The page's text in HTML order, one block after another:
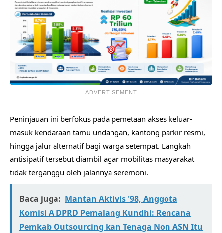
ADVERTISEMENT
​Peninjauan ini berfokus pada pemetaan akses keluar-
masuk kendaraan tamu undangan, kantong parkir resmi,
hingga jalur alternatif bagi warga setempat. Langkah
antisipatif tersebut diambil agar mobilitas masyarakat
tidak terganggu oleh jalannya seremoni.
Baca juga: Mantan Aktivis '98, Anggota
Komisi A DPRD Pemalang Kundhi: Rencana
Pemkab Outsourcing kan Tenaga Non ASN Itu